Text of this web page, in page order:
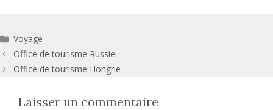
Catégories
Voyage
Office de tourisme Russie
Office de tourisme Hongrie
Laisser un commentaire